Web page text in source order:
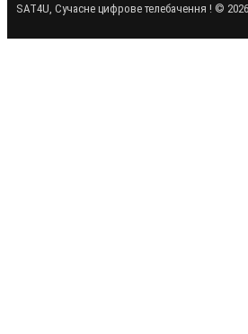
SAT4U, Сучасне цифрове телебачення ! © 2026